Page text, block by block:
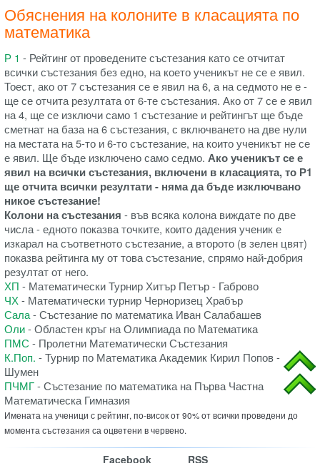
Обяснения на колоните в класацията по
математика
Р 1 - Рейтинг от проведените състезания като се отчитат
всички състезания без едно, на което ученикът не се е явил.
Тоест, ако от 7 състезания се е явил на 6, а на седмото не е -
ще се отчита резултата от 6-те състезания. Ако от 7 се е явил
на 4, ще се изключи само 1 състезание и рейтингът ще бъде
сметнат на база на 6 състезания, с включването на две нули
на местата на 5-то и 6-то състезание, на които ученикът не се
е явил. Ще бъде изключено само седмо. Ако ученикът се е
явил на всички състезания, включени в класацията, то Р1
ще отчита всички резултати - няма да бъде изключвано
никое състезание!
Колони на състезания - във всяка колона виждате по две
числа - едното показва точките, които дадения ученик е
изкарал на съответното състезание, а второто (в зелен цвят)
показва рейтинга му от това състезание, спрямо най-добрия
резултат от него.
ХП - Математически Турнир Хитър Петър - Габрово
ЧХ- Математически турнир Черноризец Храбър
Сала- Състезание по математика Иван Салабашев
Оли- Областен кръг на Олимпиада по Математика
ПМС - Пролетни Математически Състезания
К.Поп. - Турнир по Математика Академик Кирил Попов -
Шумен
ПЧМГ- Състезание по математика на Първа Частна
Математическа Гимназия
Имената на ученици с рейтинг, по-висок от 90% от всички проведени до
момента състезания са оцветени в червено.
Facebook RSS